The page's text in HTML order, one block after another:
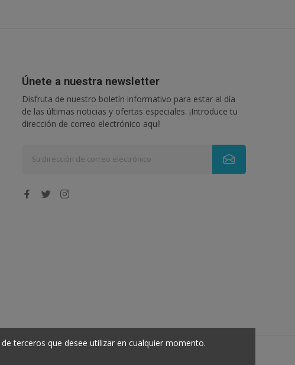
Únete a nuestra newsletter
Disfruta de nuestro boletín informativo para estar al día
de las últimas noticias y ofertas especiales. ¡Introduce tu
dirección de correo electrónico aquí!
terceros que desee utilizar en cualquier momento.